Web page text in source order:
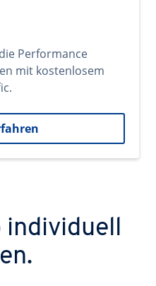
Performance
mit kostenlosem
individuell